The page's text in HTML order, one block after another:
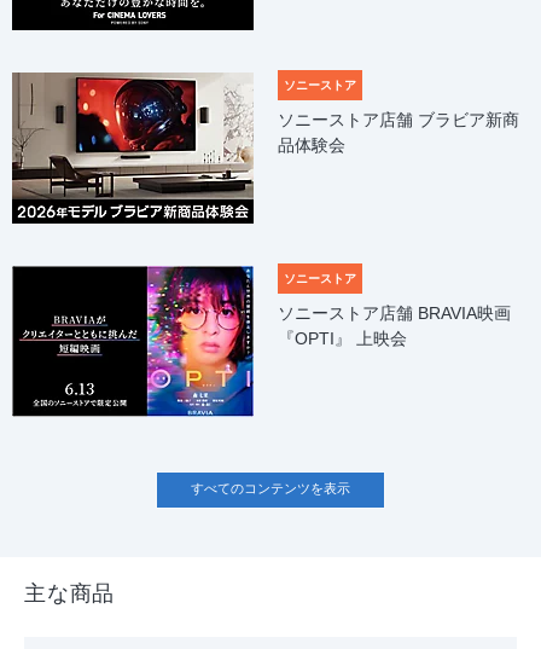
ソニーストア
ソニーストア店舗 ブラビア新商
品体験会
ソニーストア
ソニーストア店舗 BRAVIA映画
『OPTI』 上映会
すべてのコンテンツを表示
主な商品